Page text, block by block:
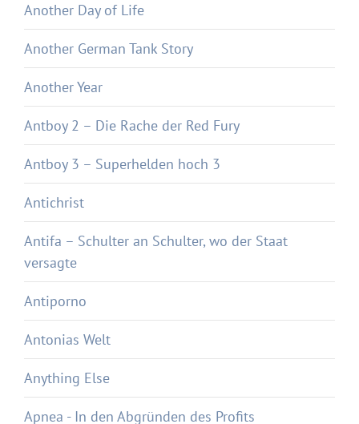
Another Day of Life
Another German Tank Story
Another Year
Antboy 2 – Die Rache der Red Fury
Antboy 3 – Superhelden hoch 3
Antichrist
Antifa – Schulter an Schulter, wo der Staat
versagte
Antiporno
Antonias Welt
Anything Else
Apnea - In den Abgründen des Profits